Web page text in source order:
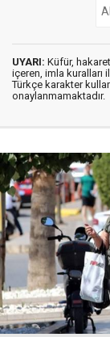
UYARI: Küfür,
içeren, imla kuralları
Türkçe karakter
onaylanmamaktadır.